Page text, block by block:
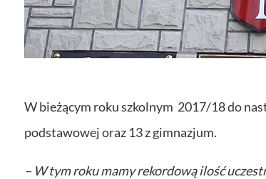
W bieżącym roku szkolnym 2017/18 do
podstawowej oraz 13 z gimnazjum.
– W tym roku mamy rekordową ilość